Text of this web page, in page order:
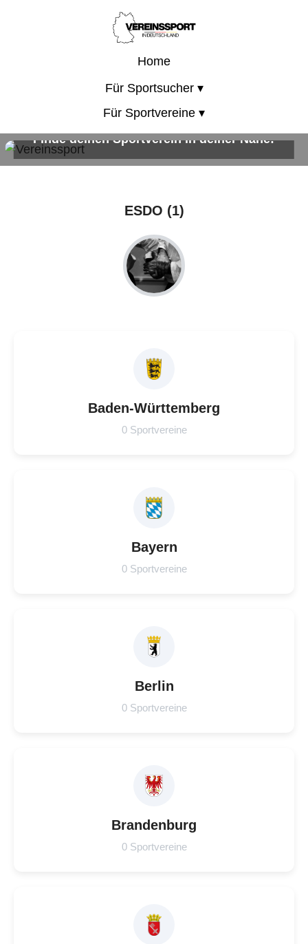
Home
Für Sportsucher ▾
Für Sportvereine ▾
Finde deinen Sportverein in deiner Nähe!
ESDO (1)
Baden-Württemberg
0 Sportvereine
Bayern
0 Sportvereine
Berlin
0 Sportvereine
Brandenburg
0 Sportvereine